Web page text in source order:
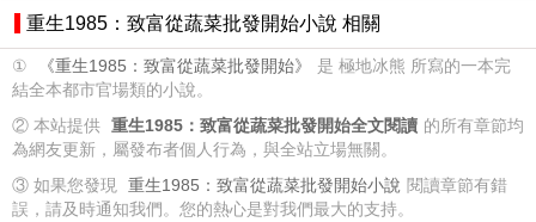
重生1985：致富從蔬菜批發開始小說 相關
① 《重生1985：致富從蔬菜批發開始》
是 極地冰熊 所寫的一本完
結全本都市官場類的小說。
② 本站提供 重生1985：致富從蔬菜批發開始全文閱讀 的所有章節均
為網友更新，屬發布者個人行為，與全站立場無關。
③ 如果您發現 重生1985：致富從蔬菜批發開始小說 閱讀章節有錯
誤，請及時通知我們。您的熱心是對我們最大的支持。